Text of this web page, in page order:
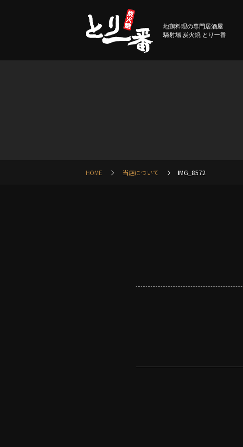
地鶏料理の専門居酒屋
騎射場 炭火焼 とり一番
HOME 当店について IMG_8572